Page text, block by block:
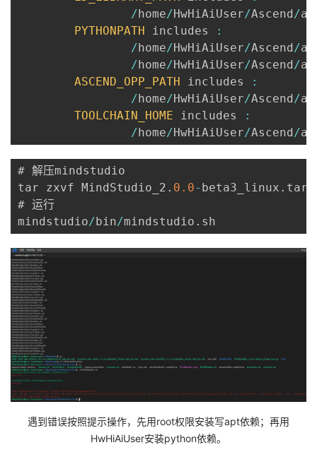
/home/HwHiAiUser/Ascend /
PYTHONPATH includes
:
/home/HwHiAiUser/Ascend /
/home/HwHiAiUser/Ascend /
ASCEND_OPP_PATH includes
:
/home/HwHiAiUser/Ascend /
TOOLCHAIN_HOME includes
:
/home/HwHiAiUser/Ascend /
# 解压mindstudio
tar zxvf MindStudio_2 . 0.0- beta3_linux . tar
# 运行
mindstudio/bin/mindstudio .
遇到错误按照提示操作，先用root权限安装写apt依赖；再用
HwHiAiUser安装python依赖。